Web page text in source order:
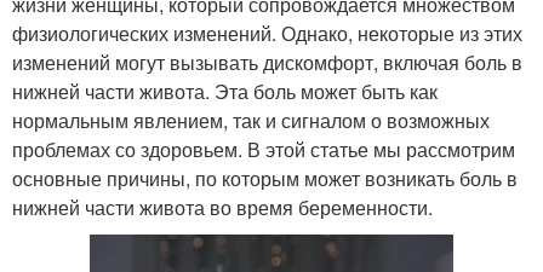
физиологических изменений. Однако, некоторые из этих
изменений могут вызывать дискомфорт, включая боль в
нижней части живота. Эта боль может быть как
нормальным явлением, так и сигналом о возможных
проблемах со здоровьем. В этой статье мы рассмотрим
основные причины, по которым может возникать боль в
нижней части живота во время беременности.